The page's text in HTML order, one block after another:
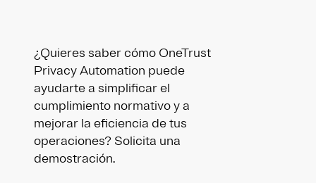
¿Quieres saber cómo OneTrust
Privacy Automation puede
ayudarte a simplificar el
cumplimiento normativo y a
mejorar la eficiencia de tus
operaciones? Solicita una
demostración.